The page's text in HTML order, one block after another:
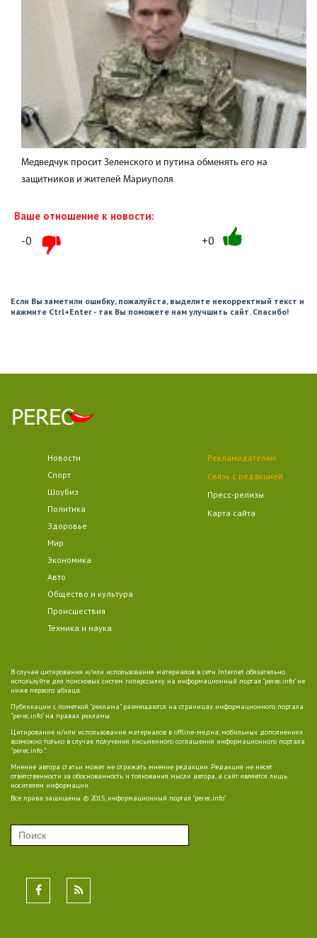
Медведчук просит Зеленского и путина обменять его на
защитников и жителей Мариуполя
Ваше отношение к новости:
-0 +0
Если Вы заметили ошибку, пожалуйста, выделите некорректный текст и
нажмите Ctrl+Enter - так Вы поможете нам улучшить сайт. Спасибо!
Новости
Спорт
Шоубиз
Политика
Здоровье
Мир
Экономика
Авто
Общество и культура
Происшествия
Техника и наука
Рекламодателям
Связь с редакцией
Пресс-релизы
Карта сайта
В случае цитирования и/или использования материалов в сети Internet обязательно
используйте для поисковых систем гиперссылку на информационный портал "perec.info" не
ниже первого абзаца.
Публикации с пометкой "реклама" размещаются на страницах информационного портала
"perec.info" на правах рекламы.
Цитирование и/или использование материалов в offline-медиа, мобильных дополнениях
возможно только в случае получения письменного соглашения информационного портала
"perec.info ".
Мнение автора статьи может не отражать мнение редакции. Редакция не несет
ответственности за обоснованность и толкования мысли автора, а сайт является лишь
носителем информации.
Все права защищены. © 2015, информационный портал "perec.info".